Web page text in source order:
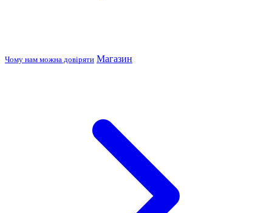
Чому нам можна довіряти Магазин